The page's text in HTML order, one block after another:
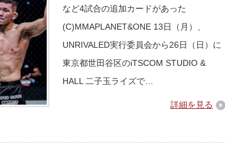
など4試合の追加カードがあった
(C)MMAPLANET&ONE 13日（月）、
UNRIVALED実行委員会から26日（日）に
東京都世田谷区のiTSCOM STUDIO &
HALL 二子玉ライズで…
詳細を見る